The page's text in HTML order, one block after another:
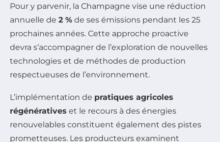
Pour y parvenir, la Champagne vise une réduction
annuelle de 2 % de ses émissions pendant les 25
prochaines années. Cette approche proactive
devra s’accompagner de l’exploration de nouvelles
technologies et de méthodes de production
respectueuses de l’environnement.
L’implémentation de pratiques agricoles
régénératives et le recours à des énergies
renouvelables constituent également des pistes
prometteuses. Les producteurs examinent